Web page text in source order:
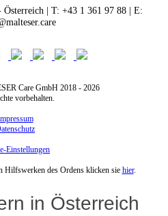
Österreich | T: +43 1 361 97 88 | E:
Care GmbH 2018 - 2026
vorbehalten.
Einstellungen
Hilfswerken des Ordens klicken sie hier.
in Österreich